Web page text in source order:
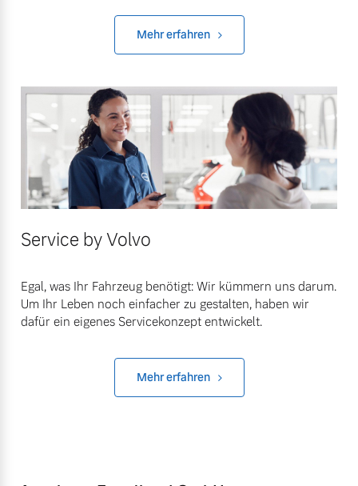
Mehr erfahren
Service by Volvo
Egal, was Ihr Fahrzeug benötigt: Wir kümmern uns darum.
Um Ihr Leben noch einfacher zu gestalten, haben wir
dafür ein eigenes Servicekonzept entwickelt.
Mehr erfahren